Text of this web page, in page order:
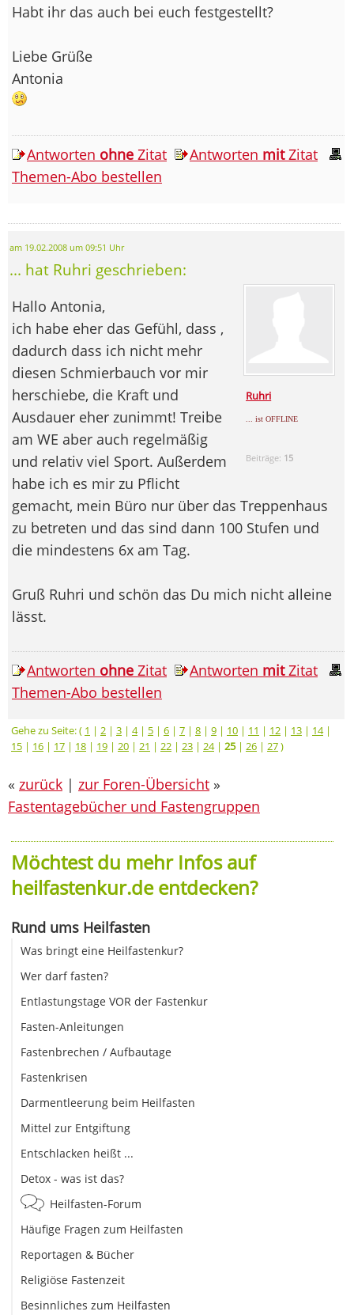
Habt ihr das auch bei euch festgestellt?
Liebe Grüße
Antonia
Antworten ohne Zitat Antworten mitZitat
Themen-Abo bestellen
am 19.02.2008 um 09:51 Uhr
... hat Ruhri geschrieben:
Ruhri
... ist OFFLINE
Beiträge: 15
Hallo Antonia,
ich habe eher das Gefühl, dass ,
dadurch dass ich nicht mehr
diesen Schmierbauch vor mir
herschiebe, die Kraft und
Ausdauer eher zunimmt! Treibe
am WE aber auch regelmäßig
und relativ viel Sport. Außerdem
habe ich es mir zu Pflicht
gemacht, mein Büro nur über das Treppenhaus
zu betreten und das sind dann 100 Stufen und
die mindestens 6x am Tag.
Gruß Ruhri und schön das Du mich nicht alleine
lässt.
Antworten ohne Zitat Antworten mitZitat
Themen-Abo bestellen
Gehe zu Seite: ( 1 | 2 | 3 | 4| 5 | 6 | 7 | 8 | 9 | 10 | 11 | 12 | 13 | 14|
15 | 16 | 17 | 18 | 19 | 20 | 21 | 22 | 23 | 24| 25| 26 | 27)
« zurück | zur Foren-Übersicht »
Fastentagebücher und Fastengruppen
Möchtest du mehr Infos auf
heilfastenkur.de entdecken?
Rund ums Heilfasten
Was bringt eine Heilfastenkur?
Wer darf fasten?
Entlastungstage VOR der Fastenkur
Fasten-Anleitungen
Fastenbrechen / Aufbautage
Fastenkrisen
Darmentleerung beim Heilfasten
Mittel zur Entgiftung
Entschlacken heißt ...
Detox - was ist das?
Heilfasten-Forum
Häufige Fragen zum Heilfasten
Reportagen & Bücher
Religiöse Fastenzeit
Besinnliches zum Heilfasten